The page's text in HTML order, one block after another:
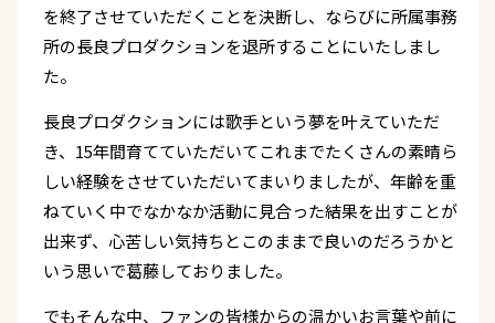
を終了させていただくことを決断し、ならびに所属事務
所の長良プロダクションを退所することにいたしまし
た。
長良プロダクションには歌手という夢を叶えていただ
き、15年間育てていただいてこれまでたくさんの素晴ら
しい経験をさせていただいてまいりましたが、年齢を重
ねていく中でなかなか活動に見合った結果を出すことが
出来ず、心苦しい気持ちとこのままで良いのだろうかと
いう思いで葛藤しておりました。
でもそんな中、ファンの皆様からの温かいお言葉や前に